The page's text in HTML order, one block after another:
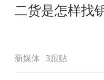
二货是怎样找
新媒体 3跟贴